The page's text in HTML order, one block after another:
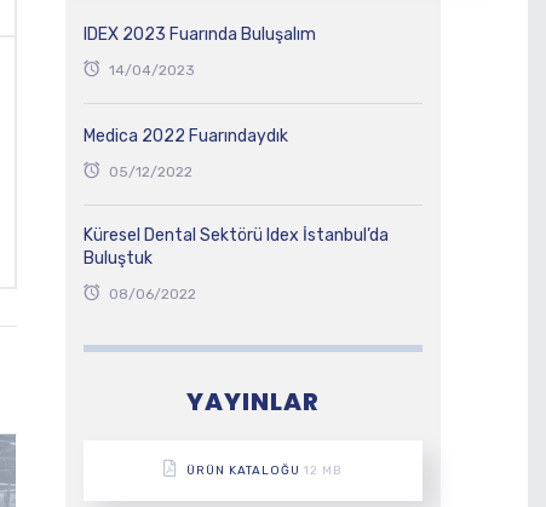
IDEX 2023 Fuarında Buluşalım
14/04/2023
Medica 2022 Fuarındaydık
05/12/2022
Küresel Dental Sektörü Idex İstanbul’da
Buluştuk
08/06/2022
YAYINLAR
ÜRÜN KATALOĞU 12 MB